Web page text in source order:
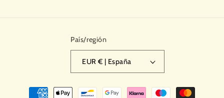
País/región
EUR € | España
Formas